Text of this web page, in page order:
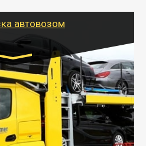
автовозом
Тайгер Логистик – это
доставить несколько
одну поездку в другой